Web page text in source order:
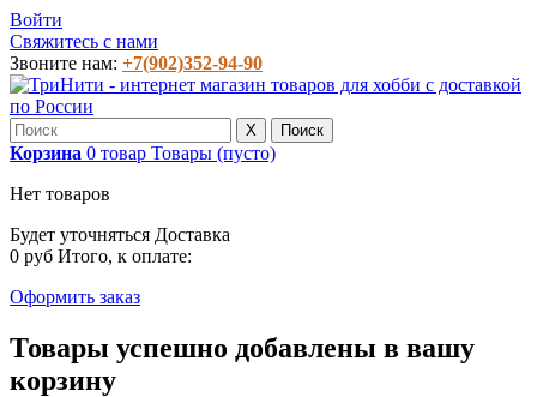
Войти
Свяжитесь с нами
Звоните нам: +7(902)352-94-90
X Поиск
Корзина 0 товар Товары (пусто)
Нет товаров
Будет уточняться Доставка
0 руб Итого, к оплате:
Оформить заказ
Товары успешно добавлены в вашу
корзину